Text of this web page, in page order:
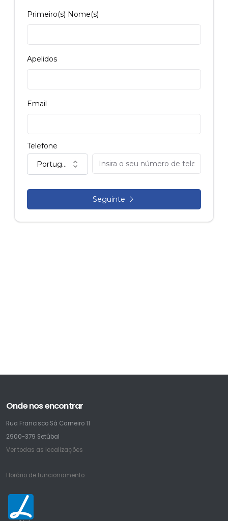
Onde nos encontrar
Rua Francisco Sá Carneiro 11
2900-379 Setúbal
Ver todas as localizações
Horário de funcionamento